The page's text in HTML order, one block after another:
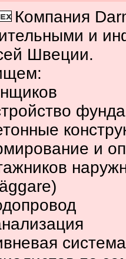
Компания
и
Швеции.
и
система